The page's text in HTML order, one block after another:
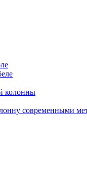
колонны
современными